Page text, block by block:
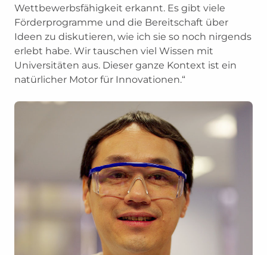
Wettbewerbsfähigkeit erkannt. Es gibt viele
Förderprogramme und die Bereitschaft über
Ideen zu diskutieren, wie ich sie so noch nirgends
erlebt habe. Wir tauschen viel Wissen mit
Universitäten aus. Dieser ganze Kontext ist ein
natürlicher Motor für Innovationen.“